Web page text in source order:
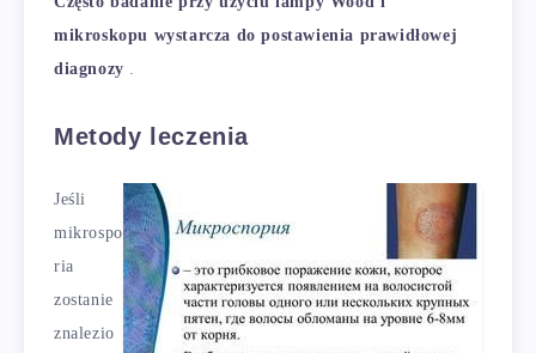
mikroskopu wystarcza do postawienia prawidłowej
diagnozy .
Metody leczenia
Jeśli
mikrospo
ria
zostanie
znalezio